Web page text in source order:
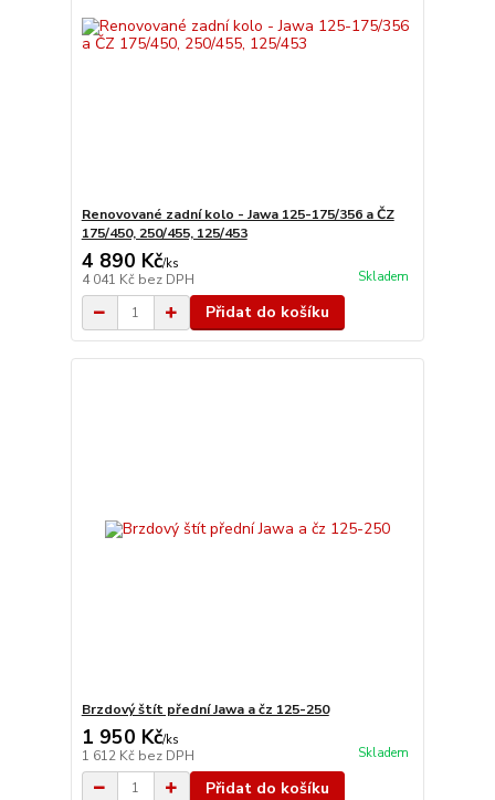
Renovované zadní kolo - Jawa 125-175/356 a ČZ
175/450, 250/455, 125/453
4 890 Kč/ks
4 041 Kč bez DPH Skladem
Přidat do košíku
Brzdový štít přední Jawa a čz 125-250
1 950 Kč/ks
1 612 Kč bez DPH Skladem
Přidat do košíku